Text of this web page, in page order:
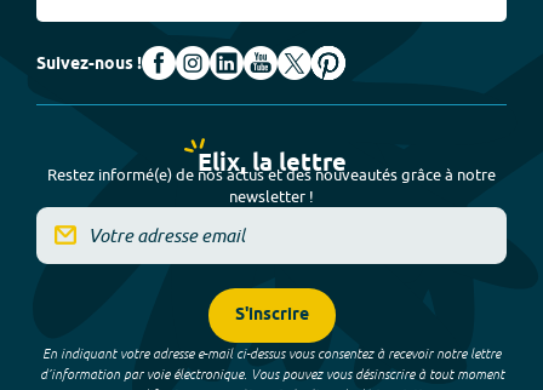
Suivez-nous !
Elix, la lettre
Restez informé(e) de nos actus et des nouveautés grâce à notre
newsletter !
S'inscrire
En indiquant votre adresse e-mail ci-dessus vous consentez à recevoir notre lettre
d’information par voie électronique. Vous pouvez vous désinscrire à tout moment